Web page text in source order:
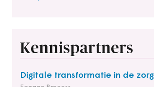
Kennispartners
Digitale transformatie in de zorg